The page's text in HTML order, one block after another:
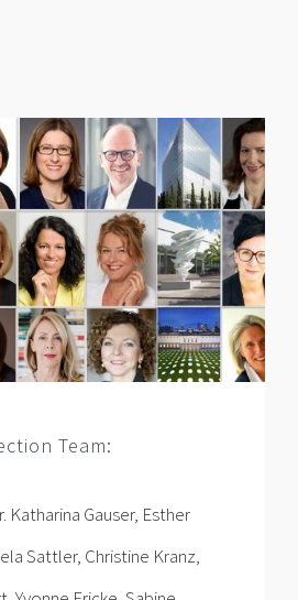
Team:
Katharina Gauser, Esther
Sattler, Christine Kranz,